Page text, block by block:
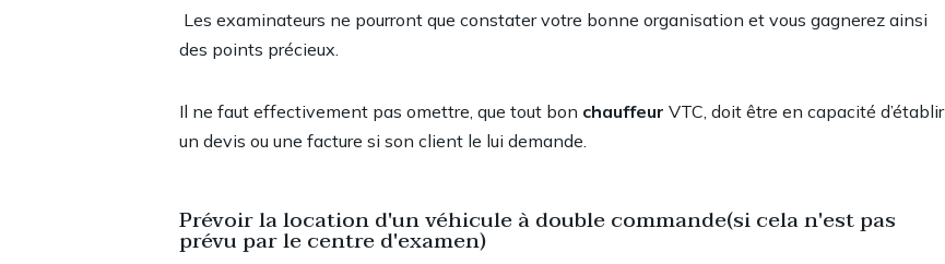
Les examinateurs ne pourront que constater votre bonne organisation et vous gagnerez ainsi
des points précieux.
Il ne faut effectivement pas omettre, que tout bon chauffeur VTC, doit être en capacité d’établir
un devis ou une facture si son client le lui demande.
Prévoir la location d'un véhicule à double commande(si cela n'est pas
prévu par le centre d'examen)